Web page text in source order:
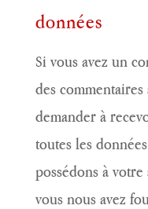
données
Si vous avez un
des
demander à
toutes les
possédons à
vous nous avez